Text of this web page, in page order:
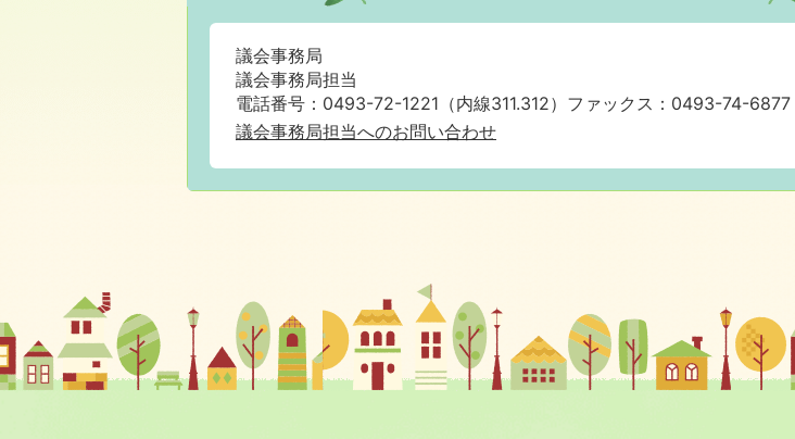
議会事務局
議会事務局担当
電話番号：0493-72-1221（内線311.312）ファックス：0493-74-6877
議会事務局担当へのお問い合わせ